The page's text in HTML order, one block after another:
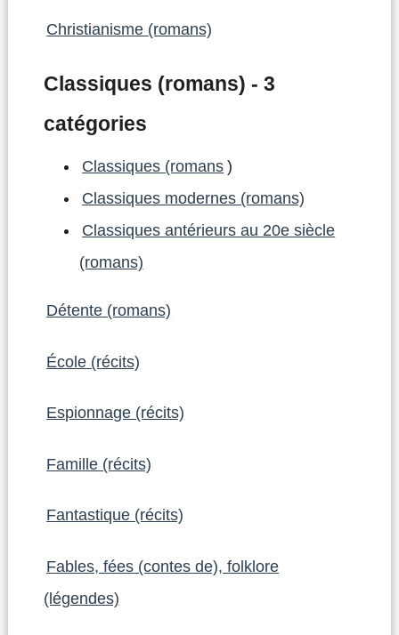
Christianisme (romans)
Classiques (romans) - 3
catégories
Classiques (romans )
Classiques modernes (romans)
Classiques antérieurs au 20e siècle
(romans)
Détente (romans)
École (récits)
Espionnage (récits)
Famille (récits)
Fantastique (récits)
Fables, fées (contes de), folklore
(légendes)